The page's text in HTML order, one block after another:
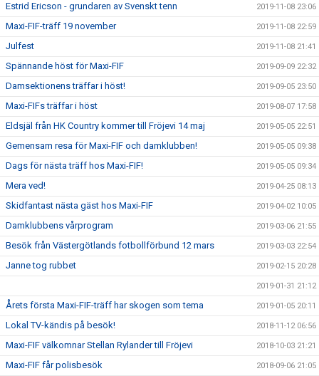
Estrid Ericson - grundaren av Svenskt tenn 2019-11-08 23:06
Maxi-FIF-träff 19 november 2019-11-08 22:59
Julfest 2019-11-08 21:41
Spännande höst för Maxi-FIF 2019-09-09 22:32
Damsektionens träffar i höst! 2019-09-05 23:50
Maxi-FIFs träffar i höst 2019-08-07 17:58
Eldsjäl från HK Country kommer till Fröjevi 14 maj 2019-05-05 22:51
Gemensam resa för Maxi-FIF och damklubben! 2019-05-05 09:38
Dags för nästa träff hos Maxi-FIF! 2019-05-05 09:34
Mera ved! 2019-04-25 08:13
Skidfantast nästa gäst hos Maxi-FIF 2019-04-02 10:05
Damklubbens vårprogram 2019-03-06 21:55
Besök från Västergötlands fotbollförbund 12 mars 2019-03-03 22:54
Janne tog rubbet 2019-02-15 20:28
2019-01-31 21:12
Årets första Maxi-FIF-träff har skogen som tema 2019-01-05 20:11
Lokal TV-kändis på besök! 2018-11-12 06:56
Maxi-FIF välkomnar Stellan Rylander till Fröjevi 2018-10-03 21:21
Maxi-FIF får polisbesök 2018-09-06 21:05